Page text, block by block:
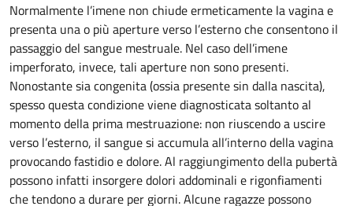
Normalmente l’imene non chiude ermeticamente la vagina e
presenta una o più aperture verso l’esterno che consentono il
passaggio del sangue mestruale. Nel caso dell’imene
imperforato, invece, tali aperture non sono presenti.
Nonostante sia congenita (ossia presente sin dalla nascita),
spesso questa condizione viene diagnosticata soltanto al
momento della prima mestruazione: non riuscendo a uscire
verso l’esterno, il sangue si accumula all’interno della vagina
provocando fastidio e dolore. Al raggiungimento della pubertà
possono infatti insorgere dolori addominali e rigonfiamenti
che tendono a durare per giorni. Alcune ragazze possono